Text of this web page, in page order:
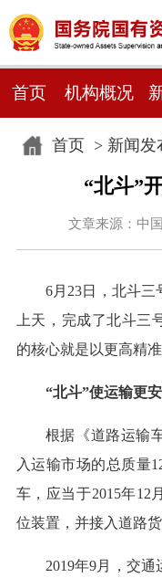
首页 机构概况
首页> 新闻发
“北斗”
文章来源：中
6月23日，北斗
上天，完成了北斗三
的核心就是以更高精
“北斗”使运输更
根据《道路运输
入运输市场的总质量
车，应当于2015年12
位装置，并接入道路
2019年9月，交